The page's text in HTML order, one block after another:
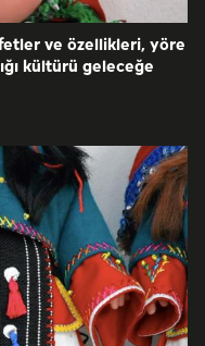
ve özellikleri, yöre
kültürü geleceğe